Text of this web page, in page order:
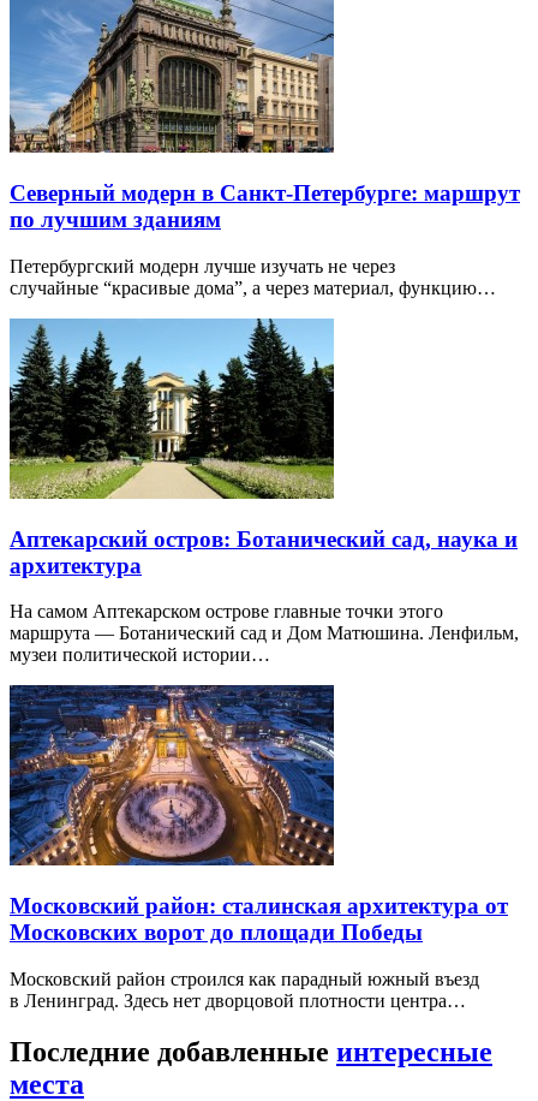
Северный модерн в Санкт-Петербурге: маршрут
по лучшим зданиям
Петербургский модерн лучше изучать не через
случайные “красивые дома”, а через материал, функцию…
Аптекарский остров: Ботанический сад, наука и
архитектура
На самом Аптекарском острове главные точки этого
маршрута — Ботанический сад и Дом Матюшина. Ленфильм,
музеи политической истории…
Московский район: сталинская архитектура от
Московских ворот до площади Победы
Московский район строился как парадный южный въезд
в Ленинград. Здесь нет дворцовой плотности центра…
Последние добавленные интересные
места